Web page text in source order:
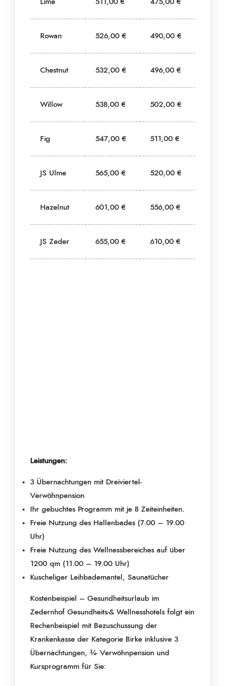
Lime 511,00 € 475,00 €
Rowan 526,00 € 490,00 €
Chestnut 532,00 € 496,00 €
Willow 538,00 € 502,00 €
Fig 547,00 € 511,00 €
JS Ulme 565,00 € 520,00 €
Hazelnut 601,00 € 556,00 €
JS Zeder 655,00 € 610,00 €
Leistungen:
3 Übernachtungen mit Dreiviertel-
Verwöhnpension
Ihr gebuchtes Programm mit je 8 Zeiteinheiten.
Freie Nutzung des Hallenbades (7.00 – 19.00
Uhr)
Freie Nutzung des Wellnessbereiches auf über
1200 qm (11.00 – 19.00 Uhr)
Kuscheliger Leihbademantel, Saunatücher
Kostenbeispiel – Gesundheitsurlaub im
Zedernhof Gesundheits-& Wellnesshotels folgt ein
Rechenbeispiel mit Bezuschussung der
Krankenkasse der Kategorie Birke inklusive 3
Übernachtungen, ¾- Verwöhnpension und
Kursprogramm für Sie: